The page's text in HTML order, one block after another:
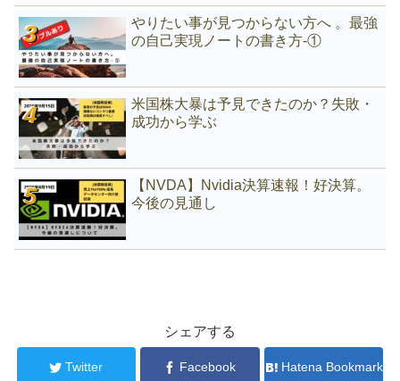
やりたい事が見つからない方へ 。最強
の自己実現ノートの書き方-①
米国株大暴は予見できたのか？失敗・
成功から学ぶ
【NVDA】Nvidia決算速報！好決算。
今後の見通し
シェアする
Twitter Facebook Hatena Bookmark